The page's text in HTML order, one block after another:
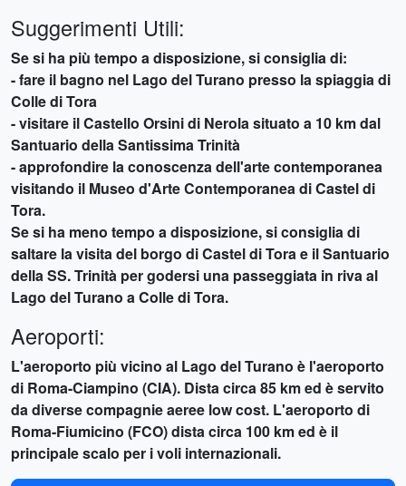
Suggerimenti Utili:
Se si ha più tempo a disposizione, si consiglia di:
- fare il bagno nel Lago del Turano presso la spiaggia di
Colle di Tora
- visitare il Castello Orsini di Nerola situato a 10 km dal
Santuario della Santissima Trinità
- approfondire la conoscenza dell'arte contemporanea
visitando il Museo d'Arte Contemporanea di Castel di
Tora.
Se si ha meno tempo a disposizione, si consiglia di
saltare la visita del borgo di Castel di Tora e il Santuario
della SS. Trinità per godersi una passeggiata in riva al
Lago del Turano a Colle di Tora.
Aeroporti:
L'aeroporto più vicino al Lago del Turano è l'aeroporto
di Roma-Ciampino (CIA). Dista circa 85 km ed è servito
da diverse compagnie aeree low cost. L'aeroporto di
Roma-Fiumicino (FCO) dista circa 100 km ed è il
principale scalo per i voli internazionali.